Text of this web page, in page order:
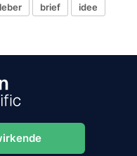
brief
idee